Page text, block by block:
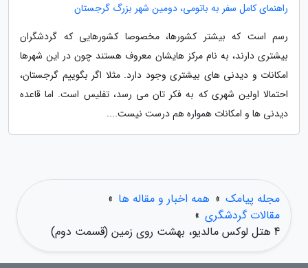
راهنمای کامل سفر به باتومی، دومین شهر بزرگ گرجستان
رسم است که بیشتر کشورها، مخصوصا کشورهایی که گردشگران
بیشتری دارند، به نام مرکز هایشان معروف هستند چون در این شهرها
امکانات و دیدنی های بیشتری وجود دارد. مثلا اگر بگوییم گرجستان،
احتمالا اولین شهری که به فکر تان می رسد، تفلیس است. اما قاعده
دیدنی ها و امکانات همواره هم درست نیست....
مجله پیامک » همه اخبار و مقاله ها »
مقالات گردشگری »
4 هتل لوکس مالدیو، بهشت روی زمین (قسمت دوم)